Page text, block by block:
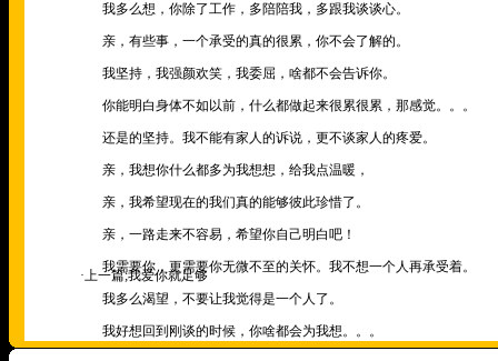
我多么想，你除了工作，多陪陪我，多跟我谈谈心。
亲，有些事，一个承受的真的很累，你不会了解的。
我坚持，我强颜欢笑，我委屈，啥都不会告诉你。
你能明白身体不如以前，什么都做起来很累很累，那感觉。。。
还是的坚持。我不能有家人的诉说，更不谈家人的疼爱。
亲，我想你什么都多为我想想，给我点温暖，
亲，我希望现在的我们真的能够彼此珍惜了。
亲，一路走来不容易，希望你自己明白吧！
我需要你，更需要你无微不至的关怀。我不想一个人再承受着。
我多么渴望，不要让我觉得是一个人了。
我好想回到刚谈的时候，你啥都会为我想。。。
·上一篇;我爱你就足够